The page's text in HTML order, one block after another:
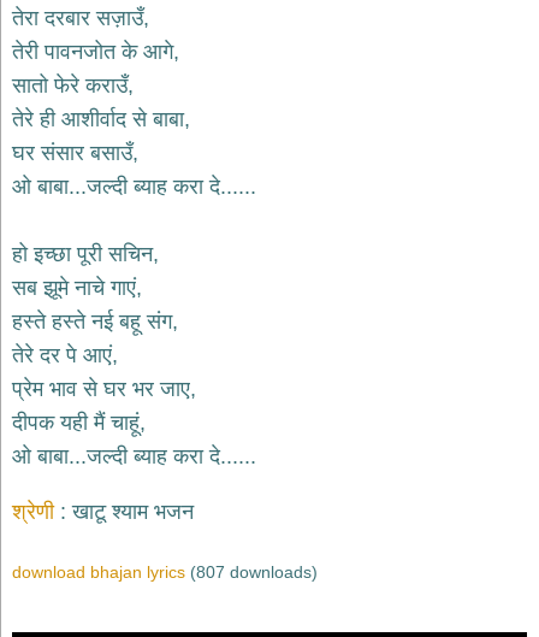
ganesh
राम
भजन
raam
गुरुदेव
विविध
भजन
miscellaneous
bhajans
विष्णु
भजन
bhajans
बाबा
बालक
भजन
तेरा दरबार सज़ाउँ,
तेरी पावनजोत के आगे,
सातो फेरे कराउँ,
तेरे ही आशीर्वाद से बाबा,
घर संसार बसाउँ,
ओ बाबा...जल्दी ब्याह करा दे......
हो इच्छा पूरी सचिन,
सब झूमे नाचे गाएं,
हस्ते हस्ते नई बहू संग,
तेरे दर पे आएं,
प्रेम भाव से घर भर जाए,
दीपक यही मैं चाहूं,
ओ बाबा...जल्दी ब्याह करा दे......
श्रेणी खाटू श्याम भजन
download bhajan lyrics (807 downloads)